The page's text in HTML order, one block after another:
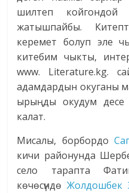
шилтеп
жатышпайбы.
керемет болуп эле
китебим чыкты,
www. Literature.kg.
адамдардын окуганы
ырыңды окудум
калат.
Мисалы, борбордо
кичи районунда
село тарапта
көчөсүндөЖолдошбек